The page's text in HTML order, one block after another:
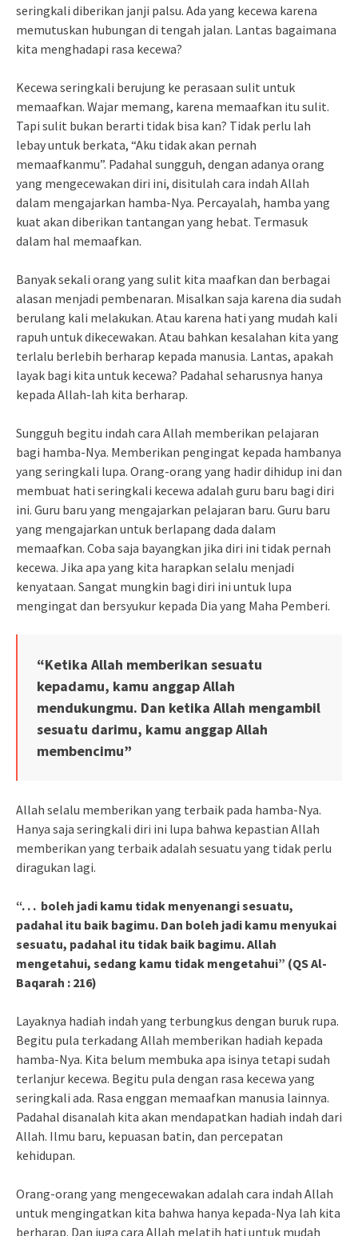
seringkali diberikan janji palsu. Ada yang kecewa karena
memutuskan hubungan di tengah jalan. Lantas bagaimana
kita menghadapi rasa kecewa?
Kecewa seringkali berujung ke perasaan sulit untuk
memaafkan. Wajar memang, karena memaafkan itu sulit.
Tapi sulit bukan berarti tidak bisa kan? Tidak perlu lah
lebay untuk berkata, “Aku tidak akan pernah
memaafkanmu”. Padahal sungguh, dengan adanya orang
yang mengecewakan diri ini, disitulah cara indah Allah
dalam mengajarkan hamba-Nya. Percayalah, hamba yang
kuat akan diberikan tantangan yang hebat. Termasuk
dalam hal memaafkan.
Banyak sekali orang yang sulit kita maafkan dan berbagai
alasan menjadi pembenaran. Misalkan saja karena dia sudah
berulang kali melakukan. Atau karena hati yang mudah kali
rapuh untuk dikecewakan. Atau bahkan kesalahan kita yang
terlalu berlebih berharap kepada manusia. Lantas, apakah
layak bagi kita untuk kecewa? Padahal seharusnya hanya
kepada Allah-lah kita berharap.
Sungguh begitu indah cara Allah memberikan pelajaran
bagi hamba-Nya. Memberikan pengingat kepada hambanya
yang seringkali lupa. Orang-orang yang hadir dihidup ini dan
membuat hati seringkali kecewa adalah guru baru bagi diri
ini. Guru baru yang mengajarkan pelajaran baru. Guru baru
yang mengajarkan untuk berlapang dada dalam
memaafkan. Coba saja bayangkan jika diri ini tidak pernah
kecewa. Jika apa yang kita harapkan selalu menjadi
kenyataan. Sangat mungkin bagi diri ini untuk lupa
mengingat dan bersyukur kepada Dia yang Maha Pemberi.
“Ketika Allah memberikan sesuatu
kepadamu, kamu anggap Allah
mendukungmu. Dan ketika Allah mengambil
sesuatu darimu, kamu anggap Allah
membencimu”
Allah selalu memberikan yang terbaik pada hamba-Nya.
Hanya saja seringkali diri ini lupa bahwa kepastian Allah
memberikan yang terbaik adalah sesuatu yang tidak perlu
diragukan lagi.
“. . . boleh jadi kamu tidak menyenangi sesuatu,
padahal itu baik bagimu. Dan boleh jadi kamu menyukai
sesuatu, padahal itu tidak baik bagimu. Allah
mengetahui, sedang kamu tidak mengetahui” (QS Al-
Baqarah : 216)
Layaknya hadiah indah yang terbungkus dengan buruk rupa.
Begitu pula terkadang Allah memberikan hadiah kepada
hamba-Nya. Kita belum membuka apa isinya tetapi sudah
terlanjur kecewa. Begitu pula dengan rasa kecewa yang
seringkali ada. Rasa enggan memaafkan manusia lainnya.
Padahal disanalah kita akan mendapatkan hadiah indah dari
Allah. Ilmu baru, kepuasan batin, dan percepatan
kehidupan.
Orang-orang yang mengecewakan adalah cara indah Allah
untuk mengingatkan kita bahwa hanya kepada-Nya lah kita
berharap. Dan juga cara Allah melatih hati untuk mudah